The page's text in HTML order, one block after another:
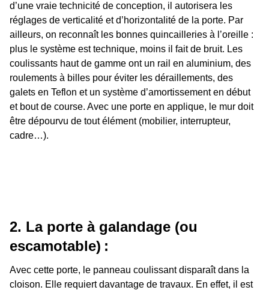
d’une vraie technicité de conception, il autorisera les
réglages de verticalité et d’horizontalité de la porte. Par
ailleurs, on reconnaît les bonnes quincailleries à l’oreille :
plus le système est technique, moins il fait de bruit. Les
coulissants haut de gamme ont un rail en aluminium, des
roulements à billes pour éviter les déraillements, des
galets en Teflon et un système d’amortissement en début
et bout de course. Avec une porte en applique, le mur doit
être dépourvu de tout élément (mobilier, interrupteur,
cadre…).
2. La porte à galandage (ou
escamotable) :
Avec cette porte, le panneau coulissant disparaît dans la
cloison. Elle requiert davantage de travaux. En effet, il est